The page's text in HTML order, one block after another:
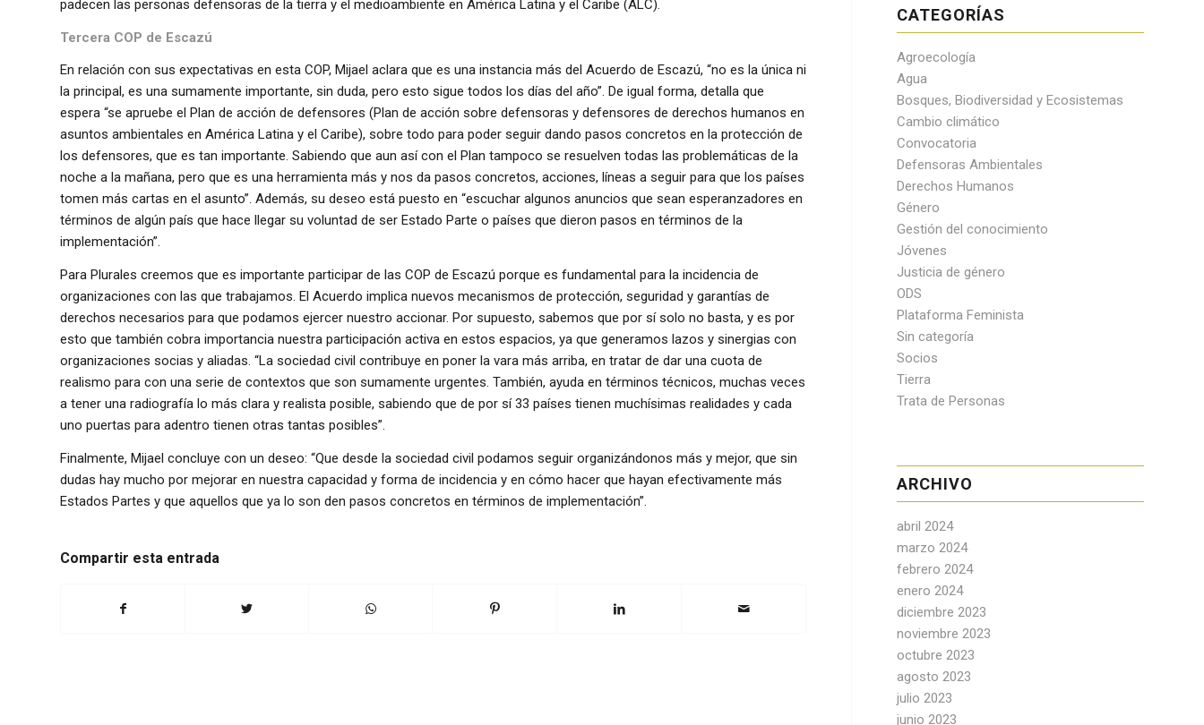
padecen las personas defensoras de la tierra y el medioambiente en América Latina y el Caribe (ALC).
Tercera COP de Escazú
En relación con sus expectativas en esta COP, Mijael aclara que es una instancia más del Acuerdo de Escazú, “no es la única ni
la principal, es una sumamente importante, sin duda, pero esto sigue todos los días del año”. De igual forma, detalla que
espera “se apruebe el Plan de acción de defensores (Plan de acción sobre defensoras y defensores de derechos humanos en
asuntos ambientales en América Latina y el Caribe), sobre todo para poder seguir dando pasos concretos en la protección de
los defensores, que es tan importante. Sabiendo que aun así con el Plan tampoco se resuelven todas las problemáticas de la
noche a la mañana, pero que es una herramienta más y nos da pasos concretos, acciones, líneas a seguir para que los países
tomen más cartas en el asunto”. Además, su deseo está puesto en “escuchar algunos anuncios que sean esperanzadores en
términos de algún país que hace llegar su voluntad de ser Estado Parte o países que dieron pasos en términos de la
implementación”.
Para Plurales creemos que es importante participar de las COP de Escazú porque es fundamental para la incidencia de
organizaciones con las que trabajamos. El Acuerdo implica nuevos mecanismos de protección, seguridad y garantías de
derechos necesarios para que podamos ejercer nuestro accionar. Por supuesto, sabemos que por sí solo no basta, y es por
esto que también cobra importancia nuestra participación activa en estos espacios, ya que generamos lazos y sinergias con
organizaciones socias y aliadas. “La sociedad civil contribuye en poner la vara más arriba, en tratar de dar una cuota de
realismo para con una serie de contextos que son sumamente urgentes. También, ayuda en términos técnicos, muchas veces
a tener una radiografía lo más clara y realista posible, sabiendo que de por sí 33 países tienen muchísimas realidades y cada
uno puertas para adentro tienen otras tantas posibles”.
Finalmente, Mijael concluye con un deseo: “Que desde la sociedad civil podamos seguir organizándonos más y mejor, que sin
dudas hay mucho por mejorar en nuestra capacidad y forma de incidencia y en cómo hacer que hayan efectivamente más
Estados Partes y que aquellos que ya lo son den pasos concretos en términos de implementación”.
Compartir esta entrada
CATEGORÍAS
Agroecología
Agua
Bosques, Biodiversidad y Ecosistemas
Cambio climático
Convocatoria
Defensoras Ambientales
Derechos Humanos
Género
Gestión del conocimiento
Jóvenes
Justicia de género
ODS
Plataforma Feminista
Sin categoría
Socios
Tierra
Trata de Personas
ARCHIVO
abril 2024
marzo 2024
febrero 2024
enero 2024
diciembre 2023
noviembre 2023
octubre 2023
agosto 2023
julio 2023
junio 2023